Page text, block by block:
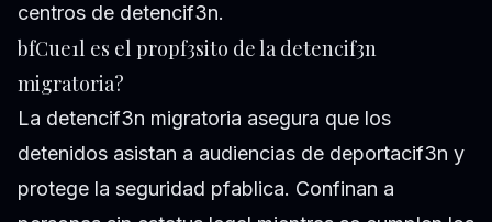
centros de detencif3n.
bfCue1l es el propf3sito de la detencif3n
migratoria?
La detencif3n migratoria asegura que los
detenidos asistan a audiencias de deportacif3n y
protege la seguridad pfablica. Confinan a